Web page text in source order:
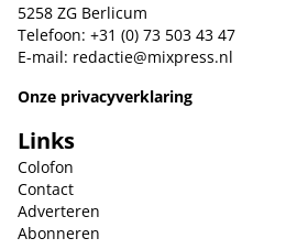
5258 ZG Berlicum
Telefoon: +31 (0) 73 503 43 47
E-mail: redactie@mixpress.nl
Onze privacyverklaring
Links
Colofon
Contact
Adverteren
Abonneren